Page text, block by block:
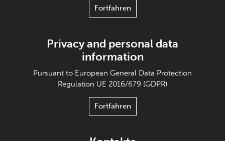
Fortfahren
Privacy and personal data
information
Pursuant to European General Data Protection
Regulation UE 2016/679 (GDPR)
Fortfahren